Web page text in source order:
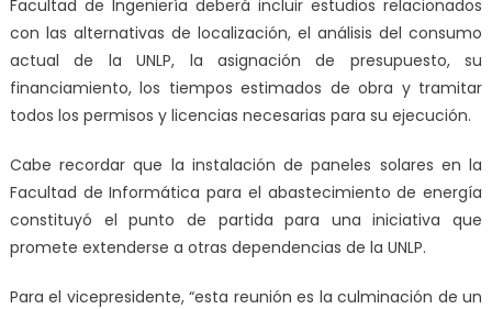
Facultad de Ingeniería deberá incluir estudios relacionados
con las alternativas de localización, el análisis del consumo
actual de la UNLP, la asignación de presupuesto, su
financiamiento, los tiempos estimados de obra y tramitar
todos los permisos y licencias necesarias para su ejecución.
Cabe recordar que la instalación de paneles solares en la
Facultad de Informática para el abastecimiento de energía
constituyó el punto de partida para una iniciativa que
promete extenderse a otras dependencias de la UNLP.
Para el vicepresidente, “esta reunión es la culminación de un